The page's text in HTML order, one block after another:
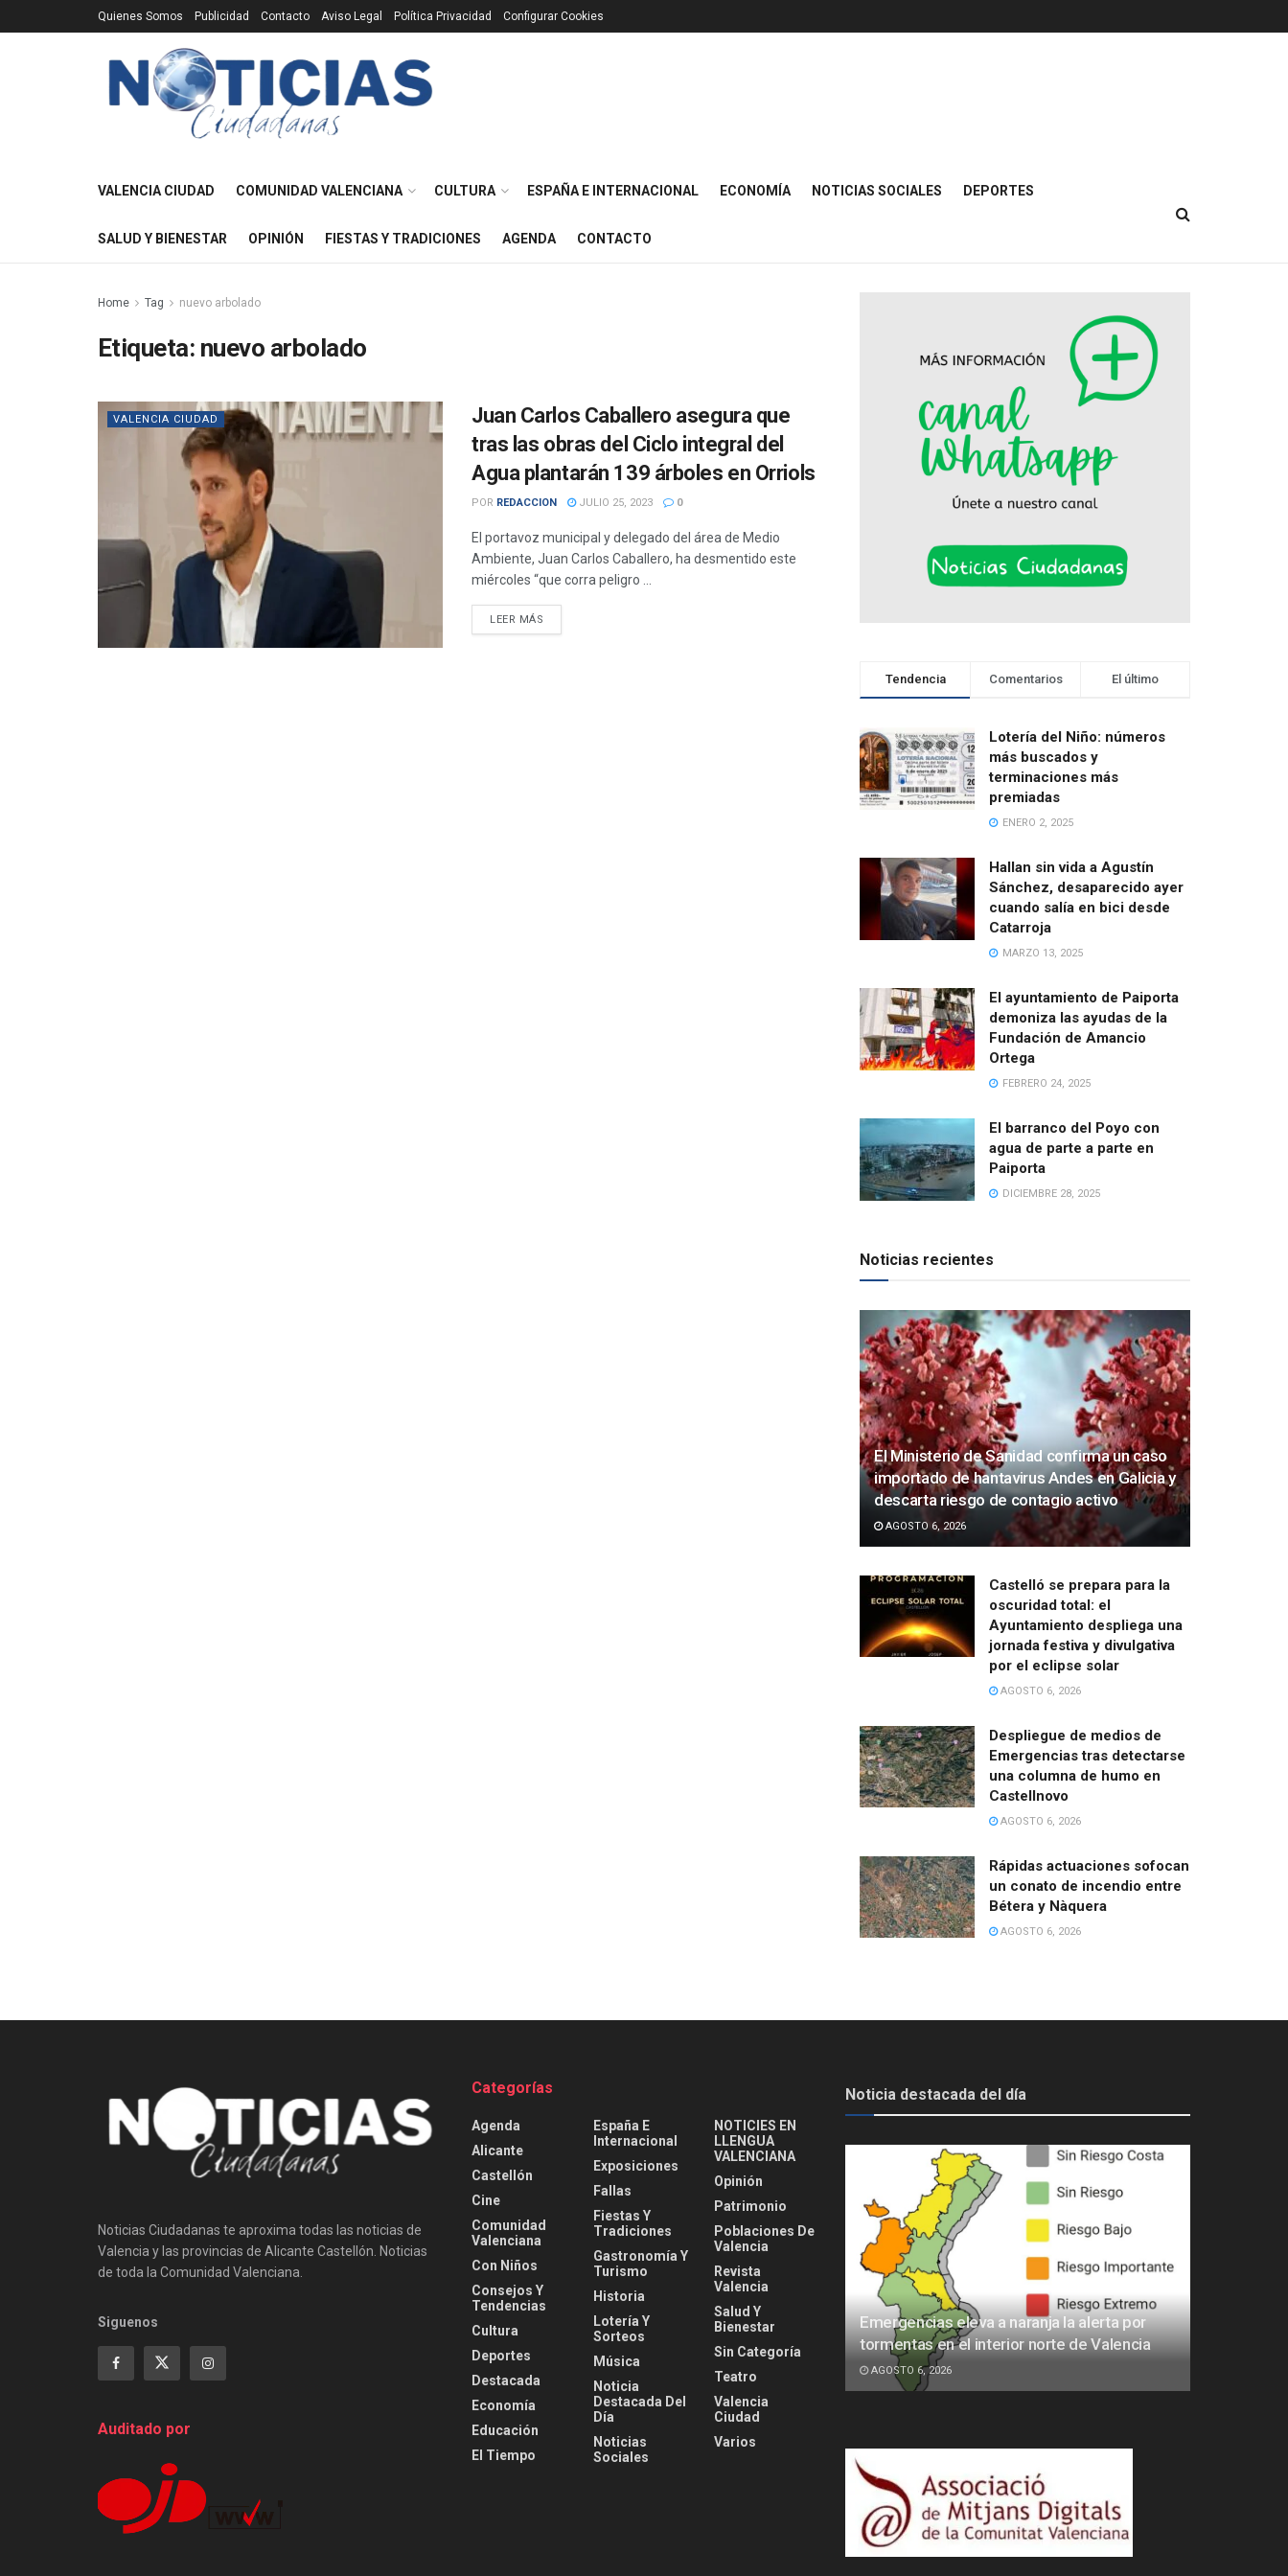
Quienes Somos Publicidad Contacto Aviso Legal Política Privacidad Configurar Cookies
VALENCIA CIUDAD COMUNIDAD VALENCIANA CULTURA ESPAÑA E INTERNACIONAL ECONOMÍA NOTICIAS SOCIALES DEPORTES
SALUD Y BIENESTAR OPINIÓN FIESTAS Y TRADICIONES AGENDA CONTACTO
Home Tag nuevo arbolado
Etiqueta: nuevo arbolado
VALENCIA CIUDAD
Juan Carlos Caballero asegura que
tras las obras del Ciclo integral del
Agua plantarán 139 árboles en Orriols
POR REDACCION JULIO 25, 2023 0
El portavoz municipal y delegado del área de Medio
Ambiente, Juan Carlos Caballero, ha desmentido este
miércoles “que corra peligro ...
LEER MÁS
Tendencia Comentarios El último
Lotería del Niño: números
más buscados y
terminaciones más
premiadas
ENERO 2, 2025
Hallan sin vida a Agustín
Sánchez, desaparecido ayer
cuando salía en bici desde
Catarroja
MARZO 13, 2025
El ayuntamiento de Paiporta
demoniza las ayudas de la
Fundación de Amancio
Ortega
FEBRERO 24, 2025
El barranco del Poyo con
agua de parte a parte en
Paiporta
DICIEMBRE 28, 2025
Noticias recientes
El Ministerio de Sanidad confirma un caso
importado de hantavirus Andes en Galicia y
descarta riesgo de contagio activo
AGOSTO 6, 2026
Castelló se prepara para la
oscuridad total: el
Ayuntamiento despliega una
jornada festiva y divulgativa
por el eclipse solar
AGOSTO 6, 2026
Despliegue de medios de
Emergencias tras detectarse
una columna de humo en
Castellnovo
AGOSTO 6, 2026
Rápidas actuaciones sofocan
un conato de incendio entre
Bétera y Nàquera
AGOSTO 6, 2026
Noticias Ciudadanas te aproxima todas las noticias de
Valencia y las provincias de Alicante Castellón. Noticias
de toda la Comunidad Valenciana.
Siguenos
Auditado por
Categorías
Agenda
Alicante
Castellón
Cine
Comunidad
Valenciana
Con Niños
Consejos Y
Tendencias
Cultura
Deportes
Destacada
Economía
Educación
El Tiempo
España E
Internacional
Exposiciones
Fallas
Fiestas Y
Tradiciones
Gastronomía Y
Turismo
Historia
Lotería Y
Sorteos
Música
Noticia
Destacada Del
Día
Noticias
Sociales
NOTICIES EN
LLENGUA
VALENCIANA
Opinión
Patrimonio
Poblaciones De
Valencia
Revista
Valencia
Salud Y
Bienestar
Sin Categoría
Teatro
Valencia
Ciudad
Varios
Noticia destacada del día
Emergencias eleva a naranja la alerta por
tormentas en el interior norte de Valencia
AGOSTO 6, 2026